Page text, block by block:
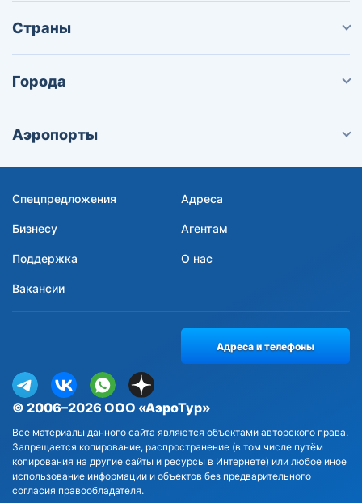
Страны
Города
Аэропорты
Спецпредложения Адреса
Бизнесу Агентам
Поддержка О нас
Вакансии
© 2006–2026 ООО «АэроТур»
Все материалы данного сайта являются объектами авторского права.
Запрещается копирование, распространение (в том числе путём
копирования на другие сайты и ресурсы в Интернете) или любое иное
использование информации и объектов без предварительного
согласия правообладателя.
Адреса и телефоны